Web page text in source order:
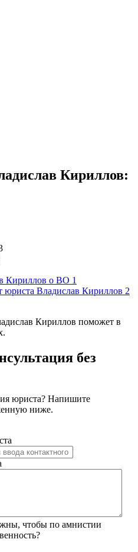
Кириллов:
Кириллов поможет в
без
юриста? Напишите
ниже.
чтобы по амнистии